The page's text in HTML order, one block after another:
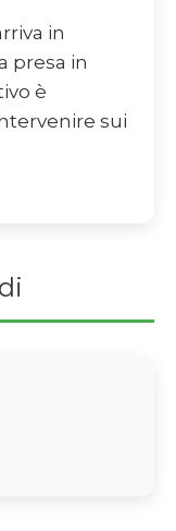
in
presa in
è
sui